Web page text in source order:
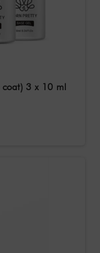
3 x 10 ml